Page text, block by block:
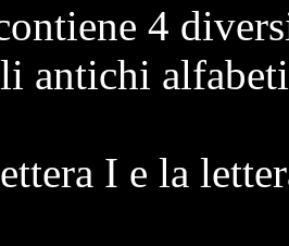
4
antichi
I e la